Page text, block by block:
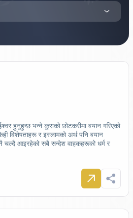
हुनुहुन्छ भन्ने कुराको छोटकरीमा बयान गरिएको
विशेषताहरू र इस्लामको अर्थ पनि बयान
चल्दै आइरहेको सबै सन्देश वाहकहरूको धर्म र